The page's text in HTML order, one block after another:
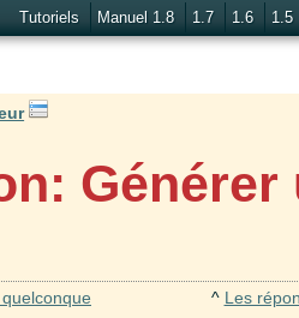
Tutoriels Manuel 1.8 1.7 1.6 1.5
^ Les